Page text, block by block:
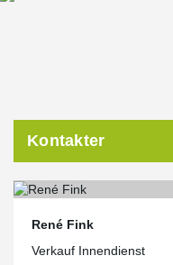
Kontakter
René Fink
Verkauf Innendienst